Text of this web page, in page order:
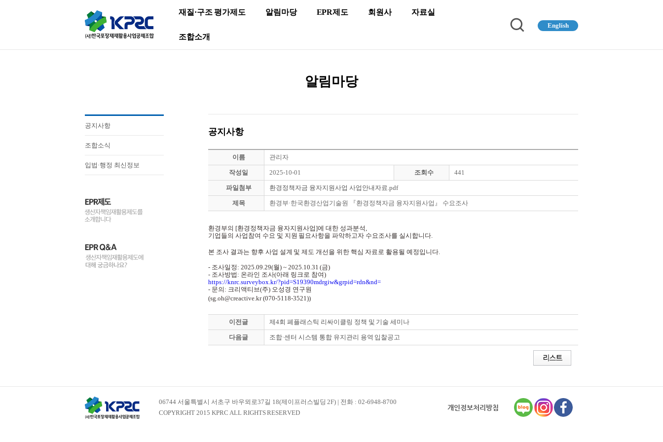
재질·구조 평가제도 알림마당 EPR제도 회원사 자료실
조합소개
English
알림마당
공지사항
조합소식
입법·행정 최신정보
공지사항
이름 관리자
작성일 2025-10-01 조회수 441
파일첨부 환경정책자금 융자지원사업 사업안내자료.pdf
제목 환경부·한국환경산업기술원 『환경정책자금 융자지원사업』 수요조사
환경부의 [환경정책자금 융자지원사업]에 대한 성과분석,
기업들의 사업참여 수요 및 지원 필요사항을 파악하고자 수요조사를 실시합니다.
본 조사 결과는 향후 사업 설계 및 제도 개선을 위한 핵심 자료로 활용될 예정입니다.
- 조사일정: 2025.09.29(월) ~ 2025.10.31 (금)
- 조사방법: 온라인 조사(아래 링크로 참여)
https://knrc.surveybox.kr/?pid=S19390mdrgiw&grpid=rdn&nd=
- 문의: 크리액티브(주) 오성경 연구원
(sg.oh@creactive.kr (070-5118-3521))
이전글 제4회 폐플래스틱 리싸이클링 정책 및 기술 세미나
다음글 조합·센터 시스템 통합 유지관리 용역 입찰공고
06744 서울특별시 서초구 바우뫼로37길 18(제이프러스빌딩 2F) | 전화 : 02-6948-8700
COPYRIGHT 2015 KPRC ALL RIGHTS RESERVED